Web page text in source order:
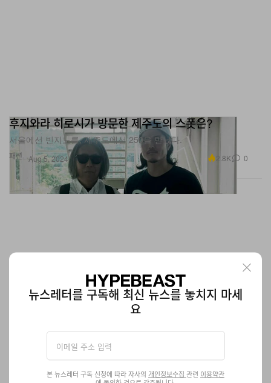
패션
후지와라 히로시가 방문한 제주도의 스폿은?
서울에선 빈지노를, 제주도에선 250을 만났다.
Aug 5, 2024 2.8K 0
리오넬 메시 x 아디다스 가젤 캠페인 공개
뉴스레터를 구독해 최신 뉴스를 놓치지 마세
요
본 뉴스레터 구독 신청에 따라 자사의 개인정보수집 관련 이용약관